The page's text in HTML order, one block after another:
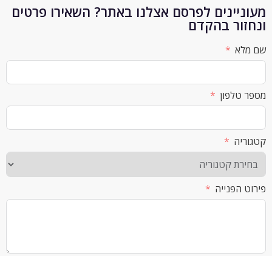
לפרסם אצלנו באתר? השאירו פרטים
בהקדם